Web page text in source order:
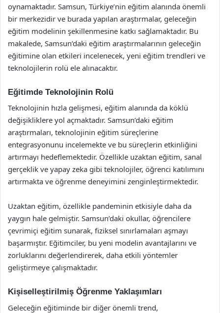
oynamaktadır. Samsun, Türkiye’nin eğitim alanında önemli
bir merkezidir ve burada yapılan araştırmalar, geleceğin
eğitim modelinin şekillenmesine katkı sağlamaktadır. Bu
makalede, Samsun’daki eğitim araştırmalarının geleceğin
eğitimine olan etkileri incelenecek, yeni eğitim trendleri ve
teknolojilerin rolü ele alınacaktır.
Eğitimde Teknolojinin Rolü
Teknolojinin hızla gelişmesi, eğitim alanında da köklü
değişikliklere yol açmaktadır. Samsun’daki eğitim
araştırmaları, teknolojinin eğitim süreçlerine
entegrasyonunu incelemekte ve bu süreçlerin etkinliğini
artırmayı hedeflemektedir. Özellikle uzaktan eğitim, sanal
gerçeklik ve yapay zeka gibi teknolojiler, öğrenci katılımını
artırmakta ve öğrenme deneyimini zenginleştirmektedir.
Uzaktan eğitim, özellikle pandeminin etkisiyle daha da
yaygın hale gelmiştir. Samsun’daki okullar, öğrencilere
çevrimiçi eğitim sunarak, fiziksel sınırlamaları aşmayı
başarmıştır. Eğitimciler, bu yeni modelin avantajlarını ve
zorluklarını değerlendirerek, daha etkili yöntemler
geliştirmeye çalışmaktadır.
Kişiselleştirilmiş Öğrenme Yaklaşımları
Geleceğin eğitiminde bir diğer önemli trend,